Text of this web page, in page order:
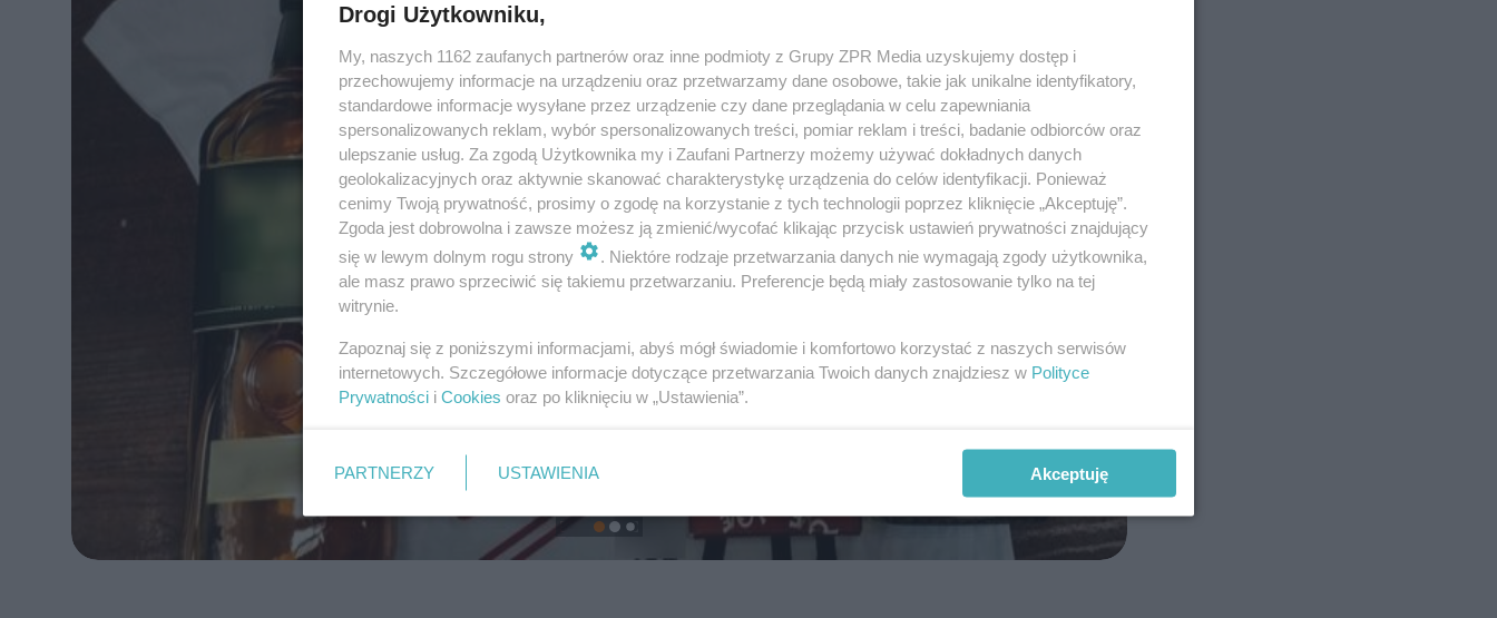
Drogi Użytkowniku,
My, naszych 1162 zaufanych partnerów oraz inne podmioty z Grupy ZPR Media uzyskujemy dostęp i
przechowujemy informacje na urządzeniu oraz przetwarzamy dane osobowe, takie jak unikalne identyfikatory,
standardowe informacje wysyłane przez urządzenie czy dane przeglądania w celu zapewniania
spersonalizowanych reklam, wybór spersonalizowanych treści, pomiar reklam i treści, badanie odbiorców oraz
ulepszanie usług. Za zgodą Użytkownika my i Zaufani Partnerzy możemy używać dokładnych danych
geolokalizacyjnych oraz aktywnie skanować charakterystykę urządzenia do celów identyfikacji. Ponieważ
cenimy Twoją prywatność, prosimy o zgodę na korzystanie z tych technologii poprzez kliknięcie „Akceptuję”.
Zgoda jest dobrowolna i zawsze możesz ją zmienić/wycofać klikając przycisk ustawień prywatności znajdujący
się w lewym dolnym rogu strony
. Niektóre rodzaje przetwarzania danych nie wymagają zgody użytkownika,
ale masz prawo sprzeciwić się takiemu przetwarzaniu. Preferencje będą miały zastosowanie tylko na tej
witrynie.
Zapoznaj się z poniższymi informacjami, abyś mógł świadomie i komfortowo korzystać z naszych serwisów
internetowych. Szczegółowe informacje dotyczące przetwarzania Twoich danych znajdziesz w Polityce
Prywatności i Cookies oraz po kliknięciu w „Ustawienia”.
PARTNERZY USTAWIENIA Akceptuję